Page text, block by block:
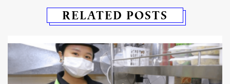
RELATED POSTS